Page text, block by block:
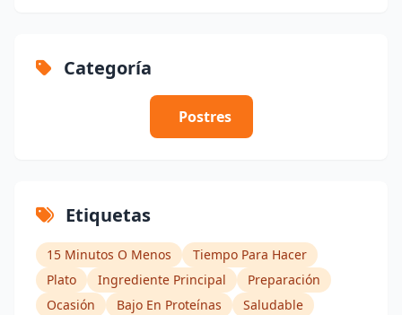
Categoría
Postres
Etiquetas
15 Minutos O Menos
Tiempo Para Hacer
Plato
Ingrediente Principal
Preparación
Ocasión
Bajo En Proteínas
Saludable